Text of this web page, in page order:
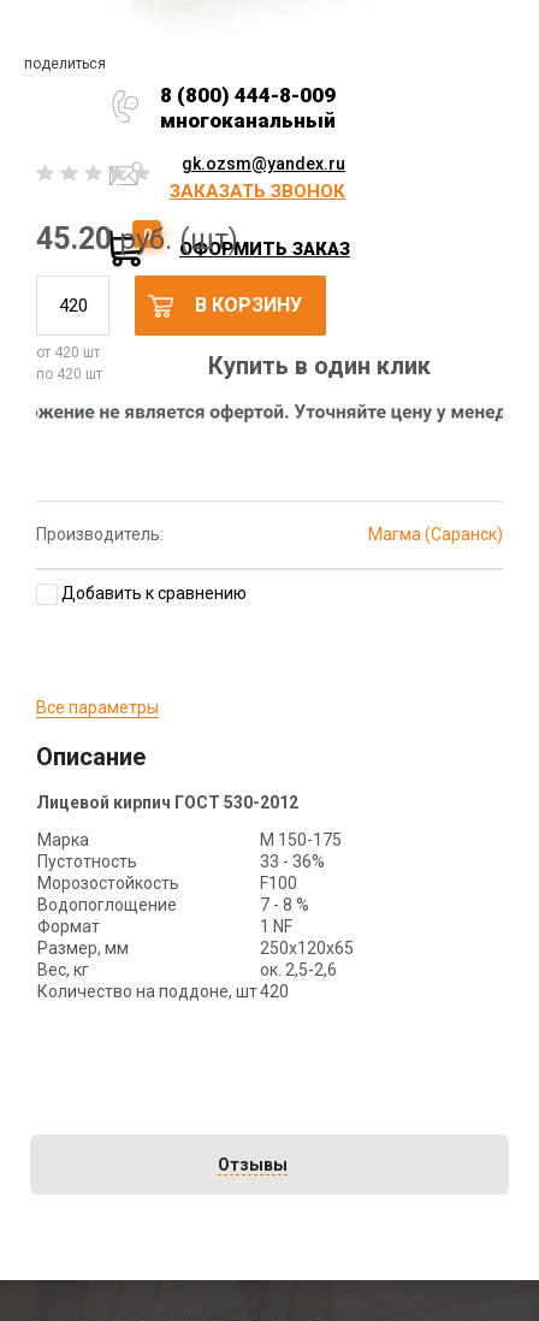
8 (800) 444-8-009
многоканальный
gk.ozsm@yandex.ru
ЗАКАЗАТЬ ЗВОНОК
0
ОФОРМИТЬ ЗАКАЗ
поделиться
45.20руб. (шт)
от 420 шт
по 420 шт
В КОРЗИНУ
Купить в один клик
Производитель: Магма (Саранск)
Добавить к сравнению
Все параметры
Описание
Лицевой кирпич ГОСТ 530-2012
Марка
М 150-175
Пустотность
33 - 36%
Морозостойкость
F100
Водопоглощение
7 - 8 %
Формат
1 NF
Размер, мм
250х120х65
Вес, кг
ок. 2,5-2,6
Количество на поддоне, шт420
Отзывы